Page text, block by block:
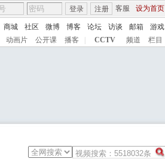
客服 设为首页
登录 注册
商城 社区 微博 博客 论坛 访谈 邮箱
游戏
动画片 公开课 播客 CCTV 频道 栏目